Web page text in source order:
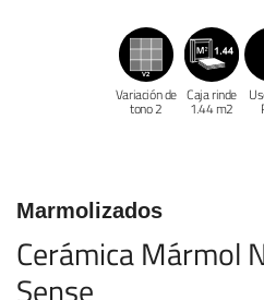
Variación de
tono 2
Caja rinde
1.44 m2
Marmolizados
Cerámica Mármol